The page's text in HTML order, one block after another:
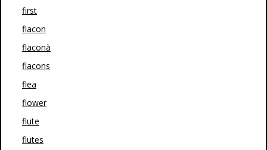
first
flacon
flaconà
flacons
flea
flower
flute
flutes